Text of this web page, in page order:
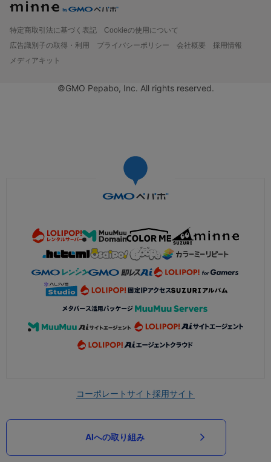
特定商取引法に基づく表記
Cookieの使用について
広告識別子の取得・利用
プライバシーポリシー 会社概要
採用情報
メディアキット
©GMO Pepabo, Inc. All rights reserved.
コーポレートサイト採用サイト
AIへの取り組み